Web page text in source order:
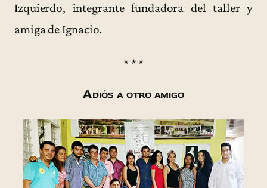
Izquierdo, integrante fundadora del taller y
amiga de Ignacio.
* * *
Adiós a otro amigo